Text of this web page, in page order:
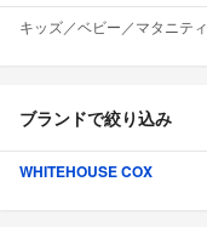
キッズ／ベビー／マタニティ
ブランドで絞り込み
WHITEHOUSE COX